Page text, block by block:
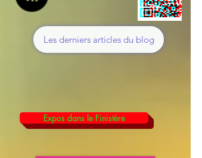
Les derniers articles du blog
Expos dans le Finistère